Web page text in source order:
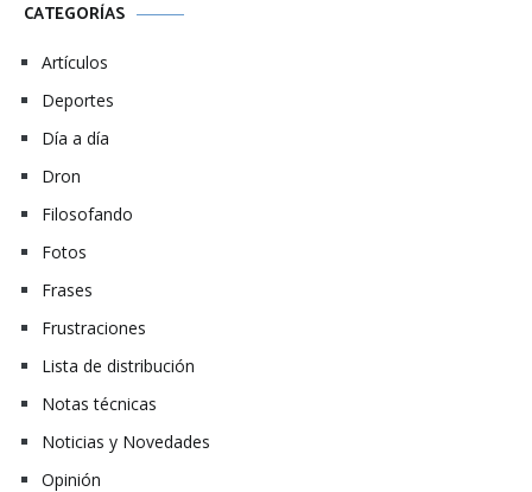
CATEGORÍAS
Artículos
Deportes
Día a día
Dron
Filosofando
Fotos
Frases
Frustraciones
Lista de distribución
Notas técnicas
Noticias y Novedades
Opinión